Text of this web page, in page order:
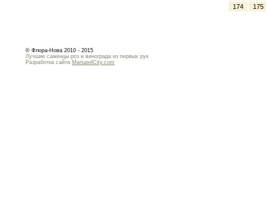
174
175
© Флора-Нова 2010 - 2015
Лучшие саженцы роз и винограда из первых рук
Разработка сайта MariupolCity.com